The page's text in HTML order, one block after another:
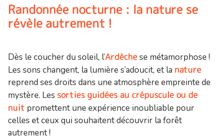
Randonnée nocturne : la nature se
révèle autrement !
Dès le coucher du soleil, l’Ardèchese métamorphose !
Les sons changent, la lumière s’adoucit, et la nature
reprend ses droits dans une atmosphère empreinte de
mystère. Les sorties guidées au crépuscule ou de
nuit promettent une expérience inoubliable pour
celles et ceux qui souhaitent découvrir la forêt
autrement !